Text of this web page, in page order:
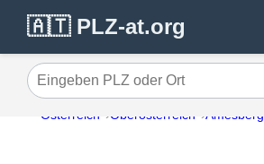
🇦🇹 PLZ-at.org
Eingeben PLZ oder Ort
Österreich Oberösterreich Amesberg